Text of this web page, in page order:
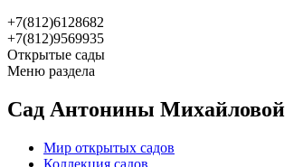
+7(812)6128682
+7(812)9569935
Открытые сады
Меню раздела
Сад Антонины Михайловой
Мир открытых садов
Коллекция садов